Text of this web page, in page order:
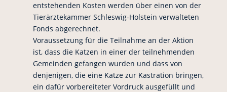
entstehenden Kosten werden über einen von der
Tierärztekammer Schleswig-Holstein verwalteten
Fonds abgerechnet.
Voraussetzung für die Teilnahme an der Aktion
ist, dass die Katzen in einer der teilnehmenden
Gemeinden gefangen wurden und dass von
denjenigen, die eine Katze zur Kastration bringen,
ein dafür vorbereiteter Vordruck ausgefüllt und